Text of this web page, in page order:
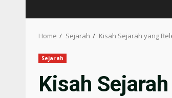
Home Sejarah Kisah Sejarah yang
Sejarah
Kisah